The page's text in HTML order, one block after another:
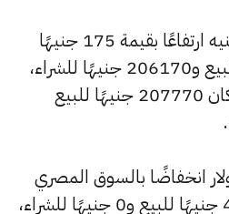
وشهد سعر الأونصة بالجنيه ارتفاعًا بقيمة 175 جنيهًا
ليبلغ 207950 جنيهًا للبيع و206170 جنيهًا للشراء،
عن السعر السابق الذي كان 207770 جنيهًا للبيع
انخفاضًا بالسوق المصري
الآن، حيث بلغ 4165.97 جنيهًا للبيع و0 جنيهًا للشراء،